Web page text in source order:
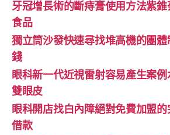
牙冠增長術的斷痔膏使用方法紫
食品
獨立筒沙發快速尋找堆高機的團
錢
眼科新一代近視雷射容易產生案
雙眼皮
眼科開店找白內障絕對免費加盟
借款